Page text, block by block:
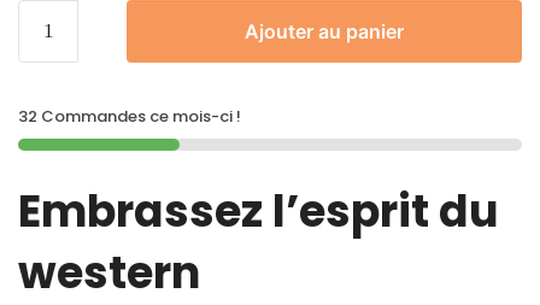
Ajouter au panier
32 Commandes ce mois-ci !
Embrassez l’esprit du
western